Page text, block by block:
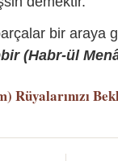
bir araya
(Habr-ül
Rüyalarınızı